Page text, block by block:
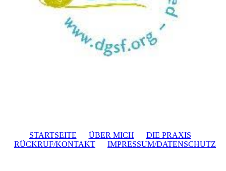
STARTSEITE ÜBER MICH
DIE PRAXIS
RÜCKRUF/KONTAKT
IMPRESSUM/DATENSCHUTZ